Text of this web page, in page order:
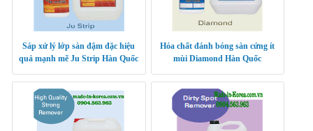
Sáp xử lý lớp sàn đậm đặc hiệu
quả mạnh mẽ Ju Strip Hàn Quốc
Hóa chất đánh bóng sàn cứng ít
mùi Diamond Hàn Quốc